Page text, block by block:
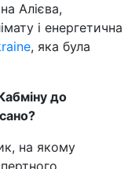
Алієва,
і енергетична
, яка була
до
на якому